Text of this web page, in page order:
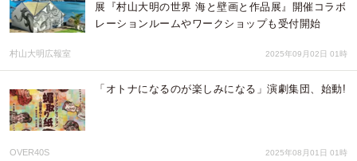
展『村山大明の世界 海と壁画と作品展』開催コラボ
レーションルームやワークショップも受付開始
村山大明広報室 2025年09月02日 01時
「オトナになるのが楽しみになる」演劇集団、始動!
OVER40S 2025年08月01日 01時